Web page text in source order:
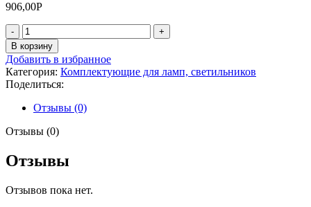
906,00Р
Количество
товара
Патрон
3-
16мм.с
ключем
7140023
В корзину
Добавить в избранное
Категория: Комплектующие для ламп, светильников
Поделиться:
Отзывы (0)
Отзывы (0)
Отзывы
Отзывов пока нет.